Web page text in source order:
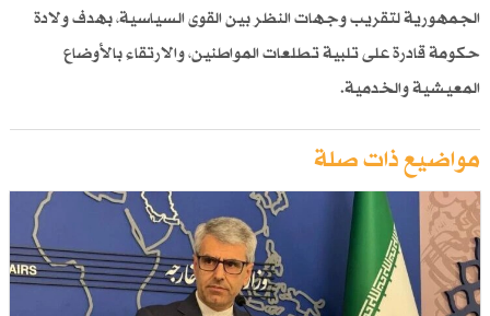
الجمهورية لتقريب وجهات النظر بين القوى السياسية، بهدف ولادة
حكومة قادرة على تلبية تطلعات المواطنين، والارتقاء بالأوضاع
المعيشية والخدمية.
مواضيع ذات صلة